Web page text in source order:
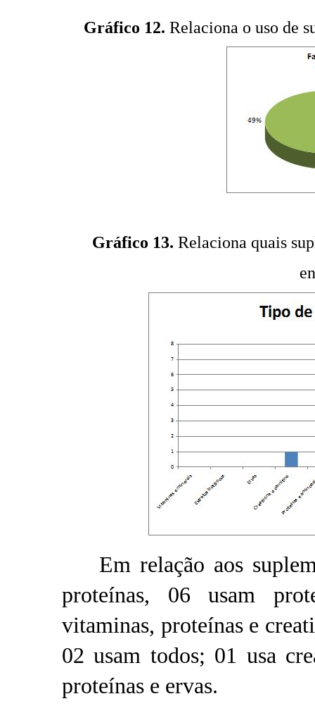
Gráfico 12. Relaciona o uso de
Gráfico 13. Relaciona quais
Em relação aos
proteínas, 06 usam
vitaminas, proteínas e
02 usam todos; 01 usa
proteínas e ervas.